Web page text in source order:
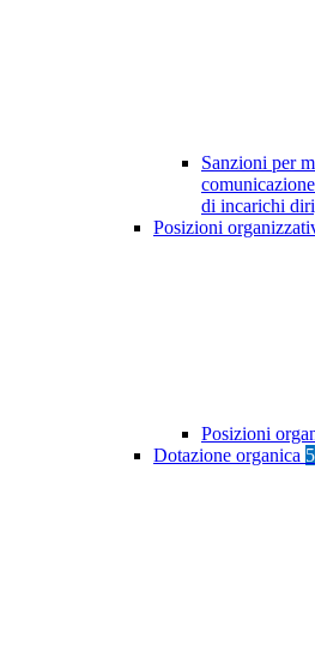
Sanzioni per
di incarichi
Posizioni
Posizioni
Dotazione organica 5